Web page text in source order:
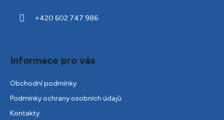
+420 602 747 986
Informace pro vás
Obchodní podmínky
Podmínky ochrany osobních údajů
Kontakty